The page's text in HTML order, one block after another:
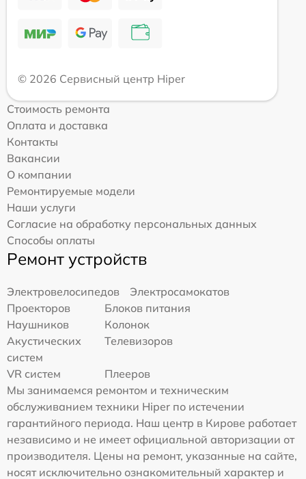
© 2026 Сервисный центр Hiper
Стоимость ремонта
Оплата и доставка
Контакты
Вакансии
О компании
Ремонтируемые модели
Наши услуги
Согласие на обработку персональных данных
Способы оплаты
Ремонт устройств
Электровелосипедов
Электросамокатов
Проекторов
Блоков питания
Наушников
Колонок
Акустических
систем
Телевизоров
VR систем
Плееров
Мы занимаемся ремонтом и техническим
обслуживанием техники Hiper по истечении
гарантийного периода. Наш центр в Кирове работает
независимо и не имеет официальной авторизации от
производителя. Цены на ремонт, указанные на сайте,
носят исключительно ознакомительный характер и